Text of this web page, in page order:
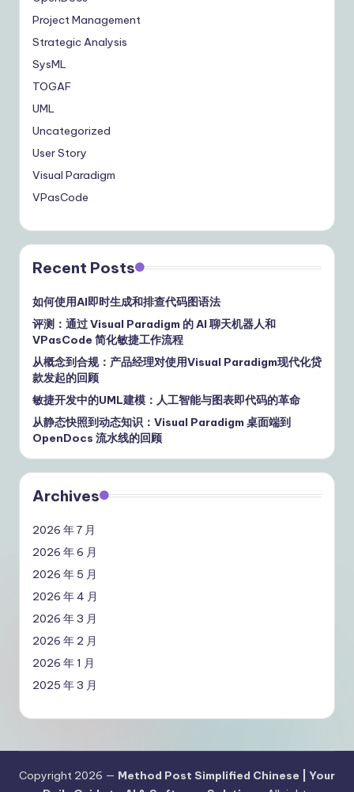
Project Management
Strategic Analysis
SysML
TOGAF
UML
Uncategorized
User Story
Visual Paradigm
VPasCode
Recent Posts
如何使用AI即时生成和排查代码图语法
评测：通过 Visual Paradigm 的 AI 聊天机器人和
VPasCode 简化敏捷工作流程
从概念到合规：产品经理对使用Visual Paradigm现代化贷
款发起的回顾
敏捷开发中的UML建模：人工智能与图表即代码的革命
从静态快照到动态知识：Visual Paradigm 桌面端到
OpenDocs 流水线的回顾
Archives
2026 年 7 月
2026 年 6 月
2026 年 5 月
2026 年 4 月
2026 年 3 月
2026 年 2 月
2026 年 1 月
2025 年 3 月
Copyright 2026 — Method Post Simplified Chinese | Your